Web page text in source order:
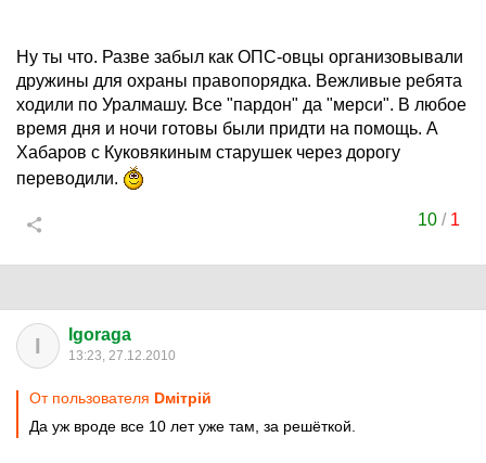
Ну ты что. Разве забыл как ОПС-овцы организовывали
дружины для охраны правопорядка. Вежливые ребята
ходили по Уралмашу. Все "пардон" да "мерси". В любое
время дня и ночи готовы были придти на помощь. А
Хабаров с Куковякиным старушек через дорогу
переводили.
10 / 1
I Igoraga
13:23, 27.12.2010
От пользователя Dмiтрiй
Да уж вроде все 10 лет уже там, за решёткой.